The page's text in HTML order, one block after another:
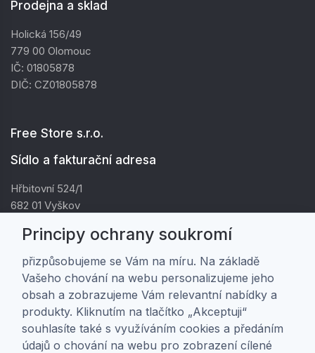
Prodejna a sklad
Holická 156/49
779 00 Olomouc
IČ: 01805878
DIČ: CZ01805878
Free Store s.r.o.
Sídlo a fakturační adresa
Hřbitovní 524/1
682 01 Vyškov
DIČ: CZ01805878
Zákaznická péče
Doprava a platba
Obchodní podmínky
Principy ochrany soukromí
přizpůsobujeme se Vám na míru. Na základě
Vašeho chování na webu personalizujeme jeho
obsah a zobrazujeme Vám relevantní nabídky a
produkty. Kliknutím na tlačítko „Akceptuji“
souhlasíte také s využíváním cookies a předáním
údajů o chování na webu pro zobrazení cílené